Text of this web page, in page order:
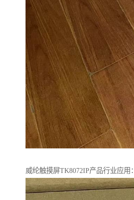
威纶触摸屏TK8072IP产品行业应用：